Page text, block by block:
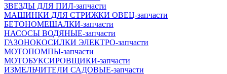
ЗВЕЗДЫ ДЛЯ ПИЛ-запчасти
МАШИНКИ ДЛЯ СТРИЖКИ ОВЕЦ-запчасти
БЕТОНОМЕШАЛКИ-запчасти
НАСОСЫ ВОДЯНЫЕ-запчасти
ГАЗОНОКОСИЛКИ ЭЛЕКТРО-запчасти
МОТОПОМПЫ-запчасти
МОТОБУКСИРОВЩИКИ-запчасти
ИЗМЕЛЬЧИТЕЛИ САДОВЫЕ-запчасти